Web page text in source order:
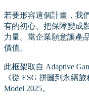
若要形容這個計畫，我
有的初心。把保障變成
力量。當企業願意讓產
價值。
此框架取自 Adaptive
《從 ESG 拼圖到永續
Model 2025。